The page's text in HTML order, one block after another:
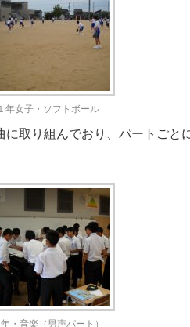
年女子・ソフトボール
に取り組んでおり、パートごと
年・音楽（男声パート）